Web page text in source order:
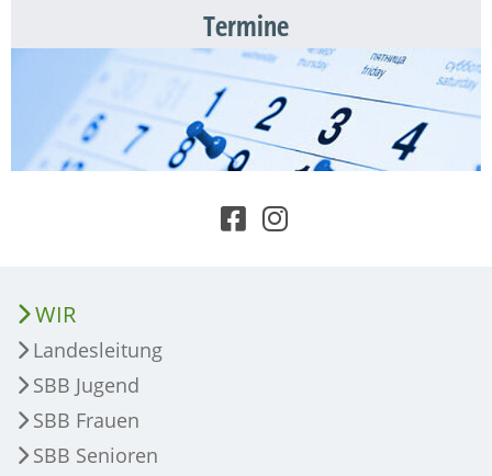
Termine
WIR
Landesleitung
SBB Jugend
SBB Frauen
SBB Senioren